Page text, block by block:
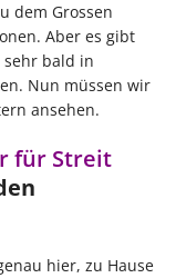
dem Grossen
Aber es gibt
sehr bald in
Nun müssen wir
ansehen.
für Streit
hier, zu Hause